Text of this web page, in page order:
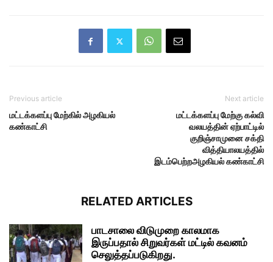
Previous article
மட்டக்களப்பு மேற்கில் அழகியல்
கண்காட்சி
Next article
மட்டக்களப்பு மேற்கு கல்வி
வலயத்தின் ஏற்பாட்டில்
குறிஞ்சாமுனை சக்தி
வித்தியாலயத்தில்
இடம்பெற்றஅழகியல் கண்காட்சி
RELATED ARTICLES
பாடசாலை விடுமுறை காலமாக
இருப்பதால் சிறுவர்கள் மட்டில் கவனம்
செலுத்தப்படுகிறது.